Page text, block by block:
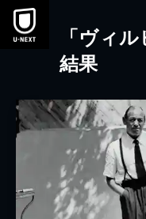
本文へスキップ
「ヴィ
結果